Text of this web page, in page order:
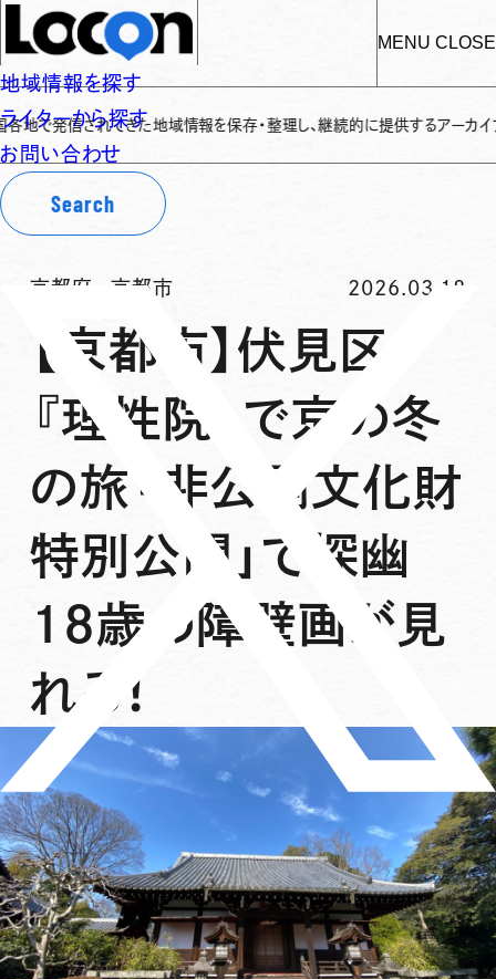
MENU CLOSE
地域情報を探す
ライターから探す
お問い合わせ
Search
されてきた地域情報を保存・整理し、継続的に提供するアーカイブサイトで
京都府 -京都市 2026.03.18
【京都市】伏見区
『理性院』で京の冬
の旅「非公開文化財
特別公開」で探幽
18歳の障壁画が見
れる！